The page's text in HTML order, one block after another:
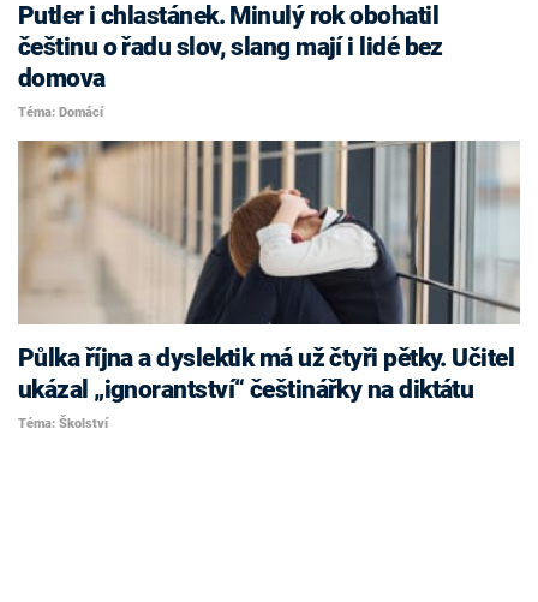
Putler i chlastánek. Minulý rok obohatil
češtinu o řadu slov, slang mají i lidé bez
domova
Téma: Domácí
Půlka října a dyslektik má už čtyři pětky. Učitel
ukázal „ignorantství“ češtinářky na diktátu
Téma: Školství